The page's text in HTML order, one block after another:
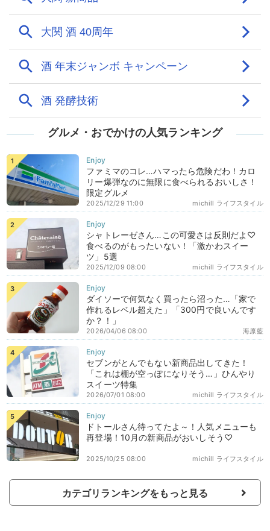
グルメ・おでかけの人気ランキング
ファミマのコレ…ハマったら危険だわ！カロ
リー爆弾なのに無限に食べられるおいしさ！
限定グルメ
michill ライフスタイル
2025/12/29 11:00
シャトレーゼさん…この可愛さは反則だよ♡
食べるのがもったいない！「激かわスイー
ツ」5選
michill ライフスタイル
2025/12/09 08:00
ダイソーで何気なく買ったら沼った…「家で
作れるレベル超えた」「300円で良いんです
か？！」
海原藍
2026/04/06 08:00
セブンがとんでもない新商品出してきた！
「これは棚が空っぽになりそう…」ひんやり
スイーツ特集
michill ライフスタイル
2026/07/01 08:00
ドトールさん待ってたよ～！人気メニューも
再登場！10月の新商品がおいしそう♡
michill ライフスタイル
2025/10/25 08:00
カテゴリランキングをもっと見る